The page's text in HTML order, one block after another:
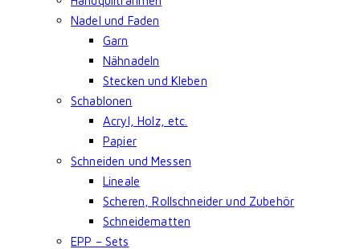
Nadel und Faden
Garn
Nähnadeln
Stecken und Kleben
Schablonen
Acryl, Holz, etc.
Papier
Schneiden und Messen
Lineale
Scheren, Rollschneider und Zubehör
Schneidematten
EPP – Sets